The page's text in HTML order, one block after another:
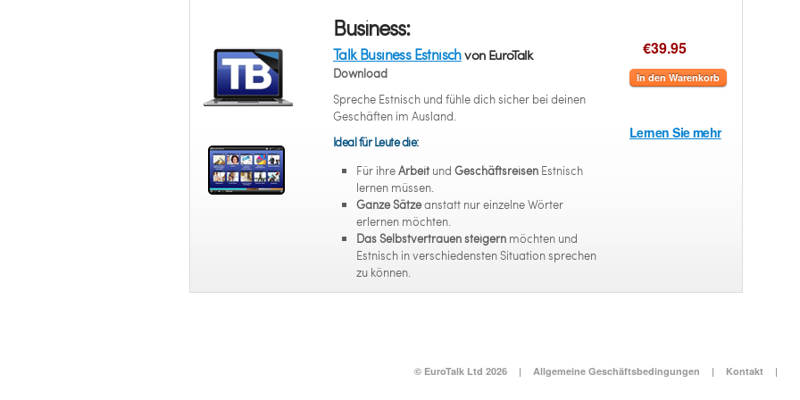
Business:
Talk Business Estnischvon EuroTalk
Download
Spreche Estnisch und fühle dich sicher bei deinen
Geschäften im Ausland.
Ideal für Leute die:
Für ihreArbeit und Geschäftsreisen Estnisch
lernen müssen.
Ganze Sätzeanstatt nur einzelne Wörter
erlernen möchten.
Das Selbstvertrauen steigern möchten und
Estnisch in verschiedensten Situation sprechen
zu können.
€39.95
In den Warenkorb
Lernen Sie mehr
© EuroTalk Ltd 2026 | Allgemeine Geschäftsbedingungen | Kontakt |